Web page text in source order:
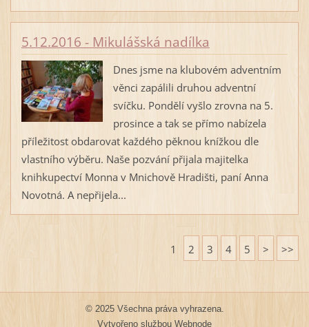
5.12.2016 - Mikulášská nadílka
Dnes jsme na klubovém adventním
věnci zapálili druhou adventní
svíčku. Pondělí vyšlo zrovna na 5.
prosince a tak se přímo nabízela
příležitost obdarovat každého pěknou knížkou dle
vlastního výběru. Naše pozvání přijala majitelka
knihkupectví Monna v Mnichově Hradišti, paní Anna
Novotná. A nepřijela...
1 2 3 4 5 > >>
© 2025 Všechna práva vyhrazena.
Vytvořeno službou Webnode